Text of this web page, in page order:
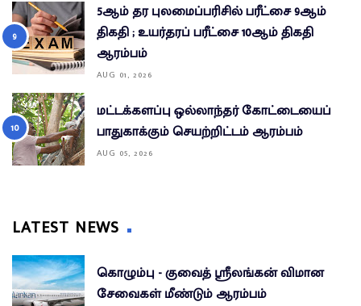
5ஆம் தர புலமைப்பரிசில் பரீட்சை 9ஆம்
திகதி ; உயர்தரப் பரீட்சை 10ஆம் திகதி
ஆரம்பம்
AUG 01, 2026
மட்டக்களப்பு ஒல்லாந்தர் கோட்டையைப்
பாதுகாக்கும் செயற்றிட்டம் ஆரம்பம்
AUG 05, 2026
LATEST NEWS
கொழும்பு - குவைத் ஸ்ரீலங்கன் விமான
சேவைகள் மீண்டும் ஆரம்பம்